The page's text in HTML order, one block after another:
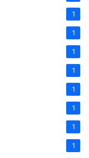
1
1
1
1
1
1
1
1